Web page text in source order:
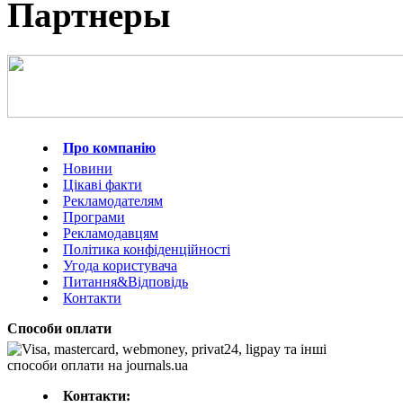
Партнеры
Про компанію
Новини
Цікаві факти
Рекламодателям
Програми
Рекламодавцям
Політика конфіденційності
Угода користувача
Питання&Відповідь
Контакти
Способи оплати
Контакти: